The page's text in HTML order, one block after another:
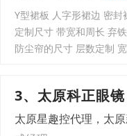
Y型裙板 人字形裙边 密
定制尺寸 带宽和周长 弃
防尘帘的尺寸 层数定制
3、太原科正眼
太原星趣控代理，太